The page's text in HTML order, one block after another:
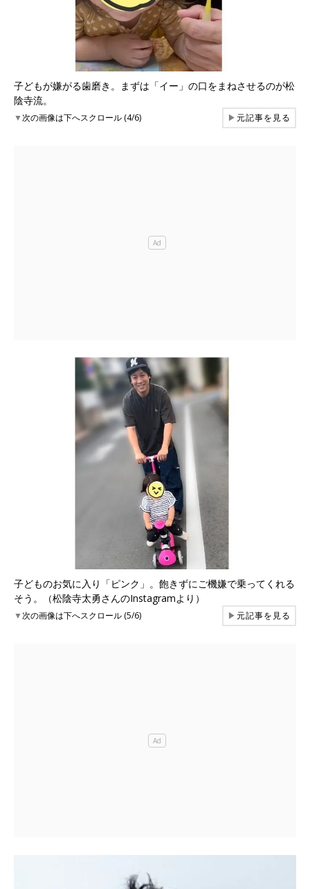
子どもが嫌がる歯磨き。まずは「イー」の口をまねさせるのが松
陰寺流。
▼次の画像は下へスクロール (4/6) ▶元記事を見る
子どものお気に入り「ピンク」。飽きずにご機嫌で乗ってくれる
そう。（松陰寺太勇さんのInstagramより）
▼次の画像は下へスクロール (5/6) ▶元記事を見る